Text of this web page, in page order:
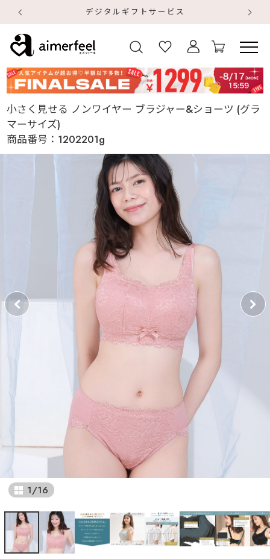
デジタルギフトサービス
小さく見せる ノンワイヤー ブラジャー&ショーツ (グラ
マーサイズ)
商品番号： 1202201g
1/16